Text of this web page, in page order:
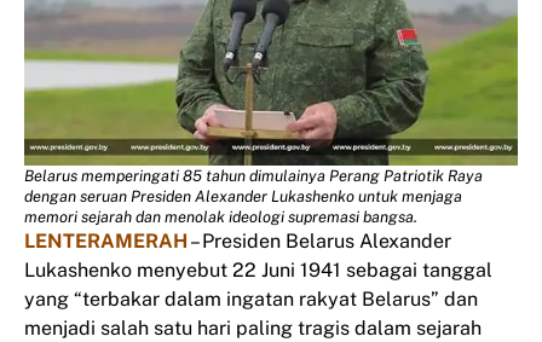
Belarus memperingati 85 tahun dimulainya Perang Patriotik Raya
dengan seruan Presiden Alexander Lukashenko untuk menjaga
memori sejarah dan menolak ideologi supremasi bangsa.
LENTERAMERAH – Presiden Belarus Alexander
Lukashenko menyebut 22 Juni 1941 sebagai tanggal
yang “terbakar dalam ingatan rakyat Belarus” dan
menjadi salah satu hari paling tragis dalam sejarah